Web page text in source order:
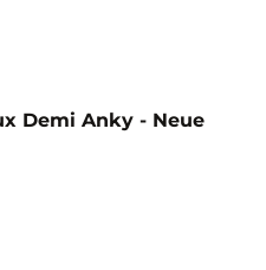
Demi Anky - Neue